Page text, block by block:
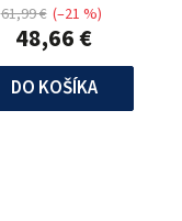
48,66 €
61,99 € (–21 %)
DO KOŠÍKA